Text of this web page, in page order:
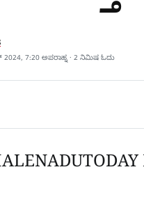
7:20 ಅಪರಾಹ್ನ · 2 ನಿಮಿಷ ಓದು